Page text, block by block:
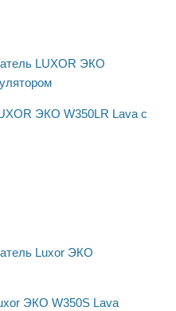
ЭКО W350LR Lava с
ЭКО W350S Lava